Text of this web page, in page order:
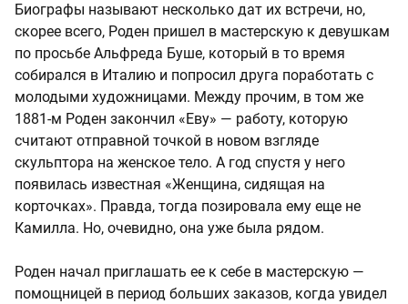
Биографы называют несколько дат их встречи, но,
скорее всего, Роден пришел в мастерскую к девушкам
по просьбе Альфреда Буше, который в то время
собирался в Италию и попросил друга поработать с
молодыми художницами. Между прочим, в том же
1881-м Роден закончил «Еву» — работу, которую
считают отправной точкой в новом взгляде
скульптора на женское тело. А год спустя у него
появилась известная «Женщина, сидящая на
корточках». Правда, тогда позировала ему еще не
Камилла. Но, очевидно, она уже была рядом.
Роден начал приглашать ее к себе в мастерскую —
помощницей в период больших заказов, когда увидел